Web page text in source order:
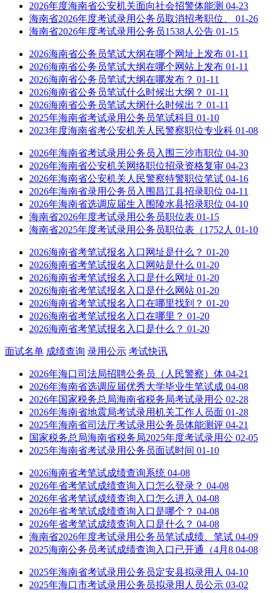
2026年度海南省公安机关面向社会招警体能测 04-23
海南省2026年度考试录用公务员取消招考职位、 01-26
海南省2026年度考试录用公务员1538人公告 01-15
2026海南省公务员笔试大纲在哪个网址上发布 01-11
2026海南省公务员笔试大纲在哪个网站上发布 01-11
2026海南省公务员笔试大纲在哪发布？ 01-11
2026海南省公务员笔试什么时候出大纲？ 01-11
2026海南省公务员笔试大纲什么时候出？ 01-11
2025年海南省考试录用公务员笔试科目 01-10
2023年度海南省考公安机关人民警察职位专业科 01-08
2026年海南省考试录用公务员入围三沙市职位 04-30
2026年海南省公安机关网络职位招录资格复审 04-23
2026年海南省公安机关人民警察特警职位笔试 04-16
2026年海南省录用公务员入围昌江县招录职位 04-11
2026年海南省选调应届生入围陵水县招录职位 04-10
海南省2026年度考试录用公务员职位表 01-15
海南省2025年度考试录用公务员职位表（1752人 01-10
2026海南省考笔试报名入口网址是什么？ 01-20
2026海南省考笔试报名入口网站是什么 01-20
2026海南省考笔试报名入口是什么网址 01-20
2026海南省考笔试报名入口是什么网站 01-20
2026海南省考笔试报名入口在哪里找到？ 01-20
2026海南省考笔试报名入口在哪里？ 01-20
2026海南省考笔试报名入口是什么？ 01-20
面试名单 成绩查询 录用公示 考试快讯
2026年海口司法局招聘公务员（人民警察）体 04-21
2026年海南省选调应届优秀大学毕业生笔试成 04-08
2026年国家税务总局海南省税务局考试录用公 02-28
2026年海南省地震局考试录用机关工作人员面 01-28
2025年海南省司法厅考试录用公务员体能测评 04-21
国家税务总局海南省税务局2025年度考试录用公 02-05
2025年海南省考试录用公务员面试时间 01-10
2026海南省考笔试成绩查询系统 04-08
2026年省考笔试成绩查询入口怎么登录？ 04-08
2026年省考笔试成绩查询入口怎么进入 04-08
2026年省考笔试成绩查询入口是哪个？ 04-08
2026年省考笔试成绩查询入口是什么？ 04-08
海南省2026年度考试录用公务员笔试成绩、笔试 04-09
2025海南公务员考试成绩查询入口已开通（4月8 04-08
2025年海南省考试录用公务员定安县拟录用人 04-10
2025年海口市考试录用公务员拟录用人员公示 03-02